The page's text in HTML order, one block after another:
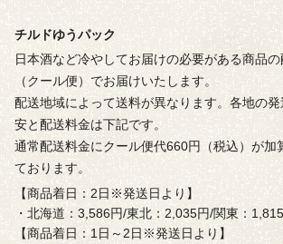
チルドゆうパック
日本酒など冷やしてお届けの必要がある商品
（クール便）でお届けいたします。
配送地域によって送料が異なります。各地の
安と配送料金は下記です。
通常配送料金にクール便代660円（税込）が加
ております。
【商品着日：2日※発送日より】
・北海道：3,586円/東北：2,035円/関東：
【商品着日：1日～2日※発送日より】